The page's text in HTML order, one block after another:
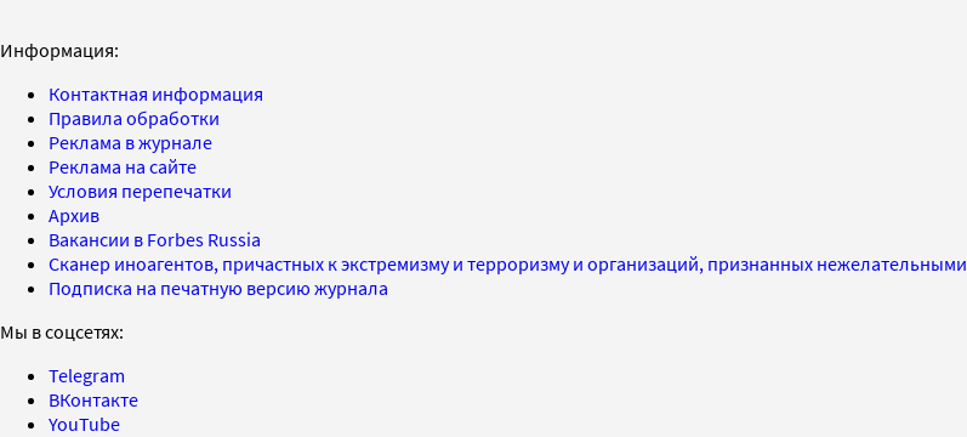
Информация:
Контактная информация
Правила обработки
Реклама в журнале
Реклама на сайте
Условия перепечатки
Архив
Вакансии в Forbes Russia
Сканер иноагентов, причастных к экстремизму и терроризму и организаций, признанных нежелательными
Подписка на печатную версию журнала
Мы в соцсетях:
Telegram
ВКонтакте
YouTube